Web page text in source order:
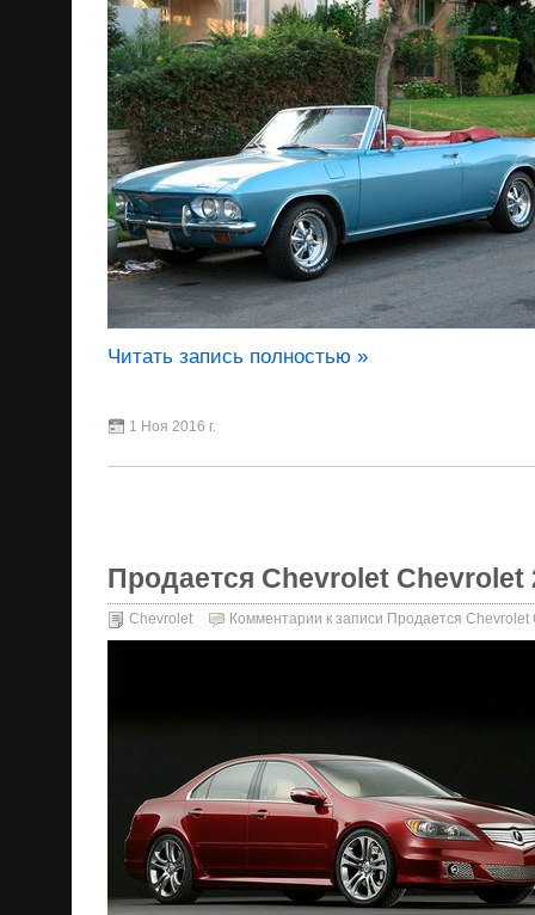
Читать запись полностью »
1 Ноя 2016 г.
Продается Chevrolet Chevrolet
Chevrolet Комментарии к записи Продается Chevrolet